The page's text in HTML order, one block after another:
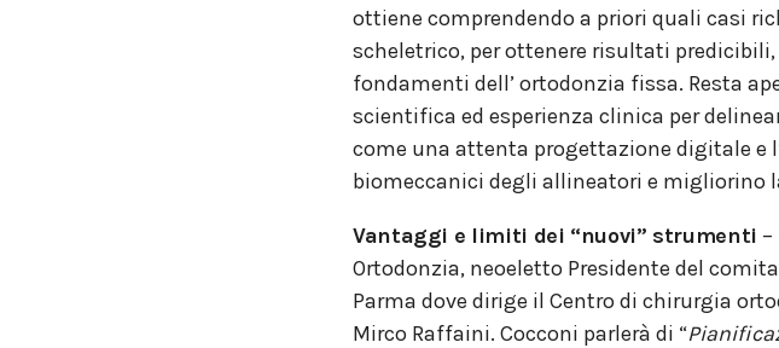
ottiene comprendendo a priori quali casi
scheletrico, per ottenere risultati
fondamenti dell’ ortodonzia fissa. Resta
scientifica ed esperienza clinica per
come una attenta progettazione digitale e
biomeccanici degli allineatori e migliorino
Vantaggi e limiti dei “nuovi” strumenti
Ortodonzia, neoeletto Presidente del
Parma dove dirige il Centro di chirurgia
Mirco Raffaini. Cocconi parlerà di “